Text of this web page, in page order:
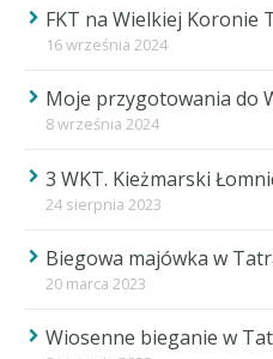
FKT na Wielkiej Koronie
16 września 2024
Moje przygotowania do
8 września 2024
3 WKT. Kieżmarski
24 sierpnia 2023
Biegowa majówka w
20 marca 2023
Wiosenne bieganie w